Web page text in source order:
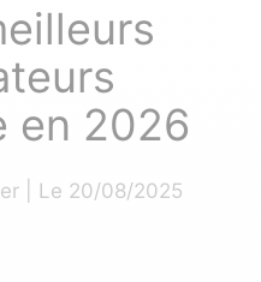
en 2026
| Le 20/08/2025